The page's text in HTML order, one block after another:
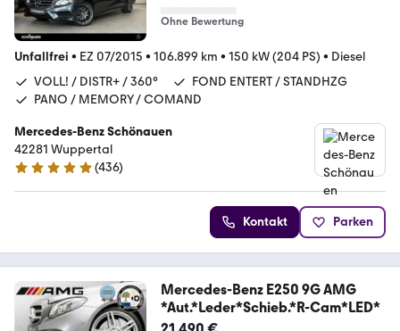
Ohne Bewertung
Unfallfrei • EZ 07/2015 • 106.899 km • 150 kW (204 PS) • Diesel
VOLL! / DISTR+ / 360°
FOND ENTERT / STANDHZG
PANO / MEMORY / COMAND
Mercedes-Benz Schönauen
42281 Wuppertal
5 Sterne
(436)
Kontakt Parken
Mercedes-Benz E250 9G AMG
*Aut.*Leder*Schieb.*R-Cam*LED*